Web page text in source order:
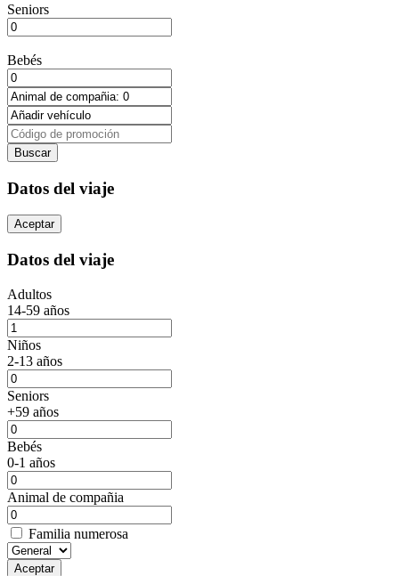
Seniors
Bebés
Buscar
Datos del viaje
Aceptar
Datos del viaje
Adultos
14-59 años
Niños
2-13 años
Seniors
+59 años
Bebés
0-1 años
Animal de compañia
Familia numerosa
Aceptar